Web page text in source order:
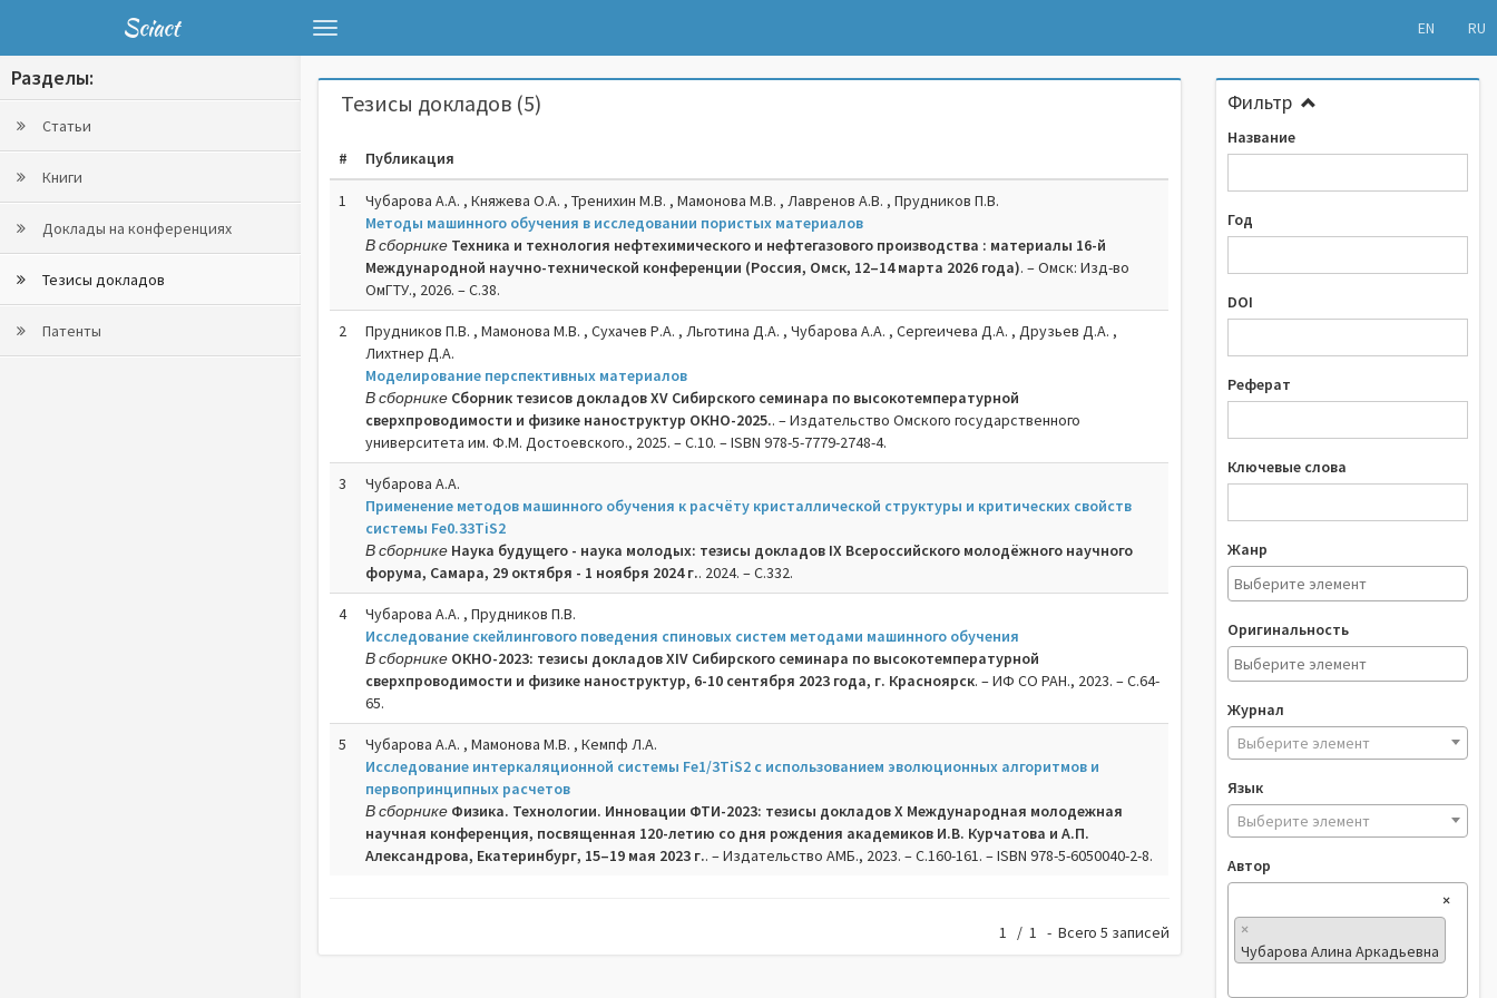
Sciact
Toggle
navigation
EN RU
Разделы:
Статьи
Книги
Доклады на конференциях
Тезисы докладов
Патенты
Тезисы докладов (5)
# Публикация
1
Чубарова А.А. , Княжева О.А. , Тренихин М.В. , Мамонова М.В. , Лавренов А.В. , Прудников П.В.
Методы машинного обучения в исследовании пористых материалов
В сборнике Техника и технология нефтехимического и нефтегазового производства : материалы 16-й
Международной научно-технической конференции (Россия, Омск, 12–14 марта 2026 года). – Омск: Изд-во
ОмГТУ., 2026. – C.38.
2
Прудников П.В. , Мамонова М.В. , Сухачев Р.А. , Льготина Д.А. , Чубарова А.А. , Сергеичева Д.А. , Друзьев Д.А. ,
Лихтнер Д.А.
Моделирование перспективных материалов
В сборнике Сборник тезисов докладов XV Сибирского семинара по высокотемпературной
сверхпроводимости и физике наноструктур ОКНО-2025.. – Издательство Омского государственного
университета им. Ф.М. Достоевского., 2025. – C.10. – ISBN 978-5-7779-2748-4.
3
Чубарова А.А.
Применение методов машинного обучения к расчёту кристаллической структуры и критических свойств
системы Fe0.33TiS2
В сборнике Наука будущего - наука молодых: тезисы докладов IX Всероссийского молодёжного научного
форума, Самара, 29 октября - 1 ноября 2024 г.. 2024. – C.332.
4
Чубарова А.А. , Прудников П.В.
Исследование скейлингового поведения спиновых систем методами машинного обучения
В сборнике ОКНО-2023: тезисы докладов XIV Сибирского семинара по высокотемпературной
сверхпроводимости и физике наноструктур, 6-10 сентября 2023 года, г. Красноярск. – ИФ СО РАН., 2023. – C.64-
65.
5
Чубарова А.А. , Мамонова М.В. , Кемпф Л.А.
Исследование интеркаляционной системы Fe1/3TiS2 с использованием эволюционных алгоритмов и
первопринципных расчетов
В сборнике Физика. Технологии. Инновации ФТИ-2023: тезисы докладов X Международная молодежная
научная конференция, посвященная 120-летию со дня рождения академиков И.В. Курчатова и А.П.
Александрова, Екатеринбург, 15–19 мая 2023 г.. – Издательство АМБ., 2023. – C.160-161. – ISBN 978-5-6050040-2-8.
1 / 1 - Всего 5 записей
Фильтр
Название
Год
DOI
Реферат
Ключевые слова
Жанр
Оригинальность
Журнал
Выберите элемент
Язык
Выберите элемент
Автор
×
×
Чубарова Алина Аркадьевна